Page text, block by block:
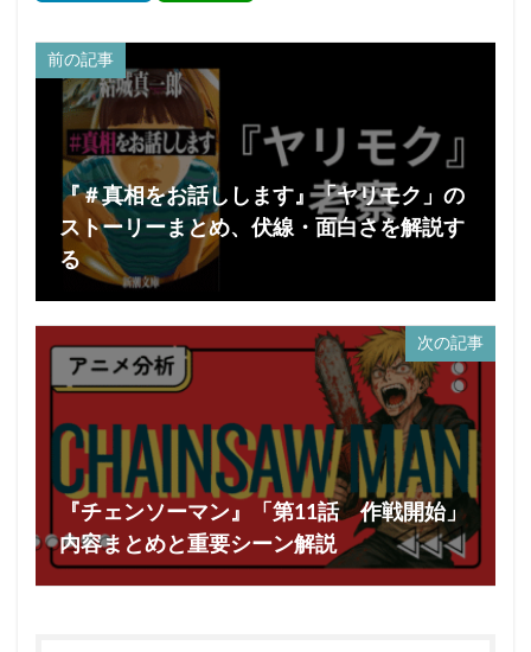
前の記事
『＃真相をお話しします』「ヤリモク」の
ストーリーまとめ、伏線・面白さを解説す
る
次の記事
『チェンソーマン』「第11話 作戦開始」
内容まとめと重要シーン解説